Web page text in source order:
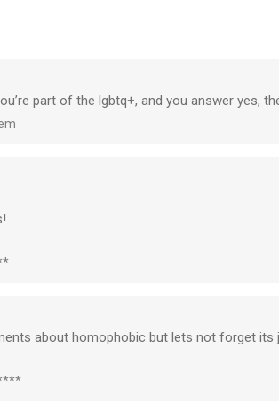
part of the lgbtq+, and you answer yes,
about homophobic but lets not forget its